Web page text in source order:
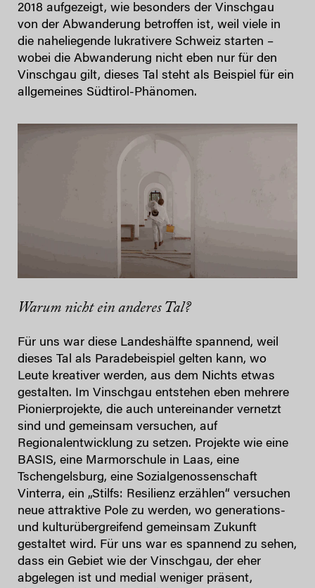
2018 aufgezeigt, wie besonders der Vinschgau
von der Abwanderung betroffen ist, weil viele in
die naheliegende lukrativere Schweiz starten –
wobei die Abwanderung nicht eben nur für den
Vinschgau gilt, dieses Tal steht als Beispiel für ein
allgemeines Südtirol-Phänomen.
Warum nicht ein anderes Tal?
Für uns war diese Landeshälfte spannend, weil
dieses Tal als Paradebeispiel gelten kann, wo
Leute kreativer werden, aus dem Nichts etwas
gestalten. Im Vinschgau entstehen eben mehrere
Pionierprojekte, die auch untereinander vernetzt
sind und gemeinsam versuchen, auf
Regionalentwicklung zu setzen. Projekte wie eine
BASIS, eine Marmorschule in Laas, eine
Tschengelsburg, eine Sozialgenossenschaft
Vinterra, ein „Stilfs: Resilienz erzählen“ versuchen
neue attraktive Pole zu werden, wo generations-
und kulturübergreifend gemeinsam Zukunft
gestaltet wird. Für uns war es spannend zu sehen,
dass ein Gebiet wie der Vinschgau, der eher
abgelegen ist und medial weniger präsent,